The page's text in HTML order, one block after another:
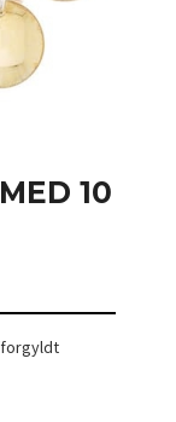
10
forgyldt